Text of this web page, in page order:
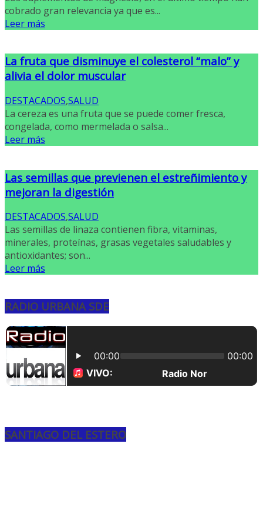
cobrado gran relevancia ya que es...
Leer más
La fruta que disminuye el colesterol “malo” y
alivia el dolor muscular
DESTACADOS,SALUD
La cereza es una fruta que se puede comer fresca,
congelada, como mermelada o salsa...
Leer más
Las semillas que previenen el estreñimiento y
mejoran la digestión
DESTACADOS,SALUD
Las semillas de linaza contienen fibra, vitaminas,
minerales, proteínas, grasas vegetales saludables y
antioxidantes; son...
Leer más
RADIO URBANA SDE
SANTIAGO DEL ESTERO